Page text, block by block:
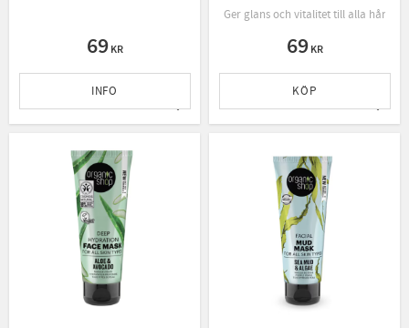
69KR
Lägg till i favoriter
INFO
Ger glans och vitalitet till alla
69KR
KÖP